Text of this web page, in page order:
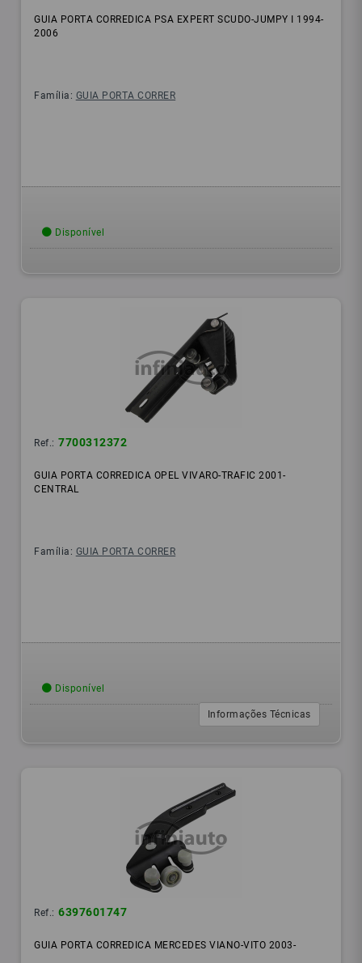
GUIA PORTA CORREDICA PSA EXPERT SCUDO-JUMPY I 1994-
2006
Família: GUIA PORTA CORRER
Disponível
Ref.: 7700312372
GUIA PORTA CORREDICA OPEL VIVARO-TRAFIC 2001-
CENTRAL
Família: GUIA PORTA CORRER
Disponível
Informações Técnicas
Ref.: 6397601747
GUIA PORTA CORREDICA MERCEDES VIANO-VITO 2003-